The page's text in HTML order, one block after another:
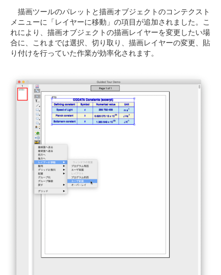
描画ツールのパレットと描画オブジェクトのコンテクスト
メニューに「レイヤーに移動」の項目が追加されました。こ
れにより、描画オブジェクトの描画レイヤーを変更したい場
合に、これまでは選択、切り取り、描画レイヤーの変更、貼
り付けを行っていた作業が効率化されます。